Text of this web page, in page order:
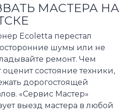
МАСТЕРА НА
Ecoletta перестал
шумы или не
ремонт. Чем
состояние техники,
дорогостоящей
«Сервис Мастер»
выезд мастера в любой